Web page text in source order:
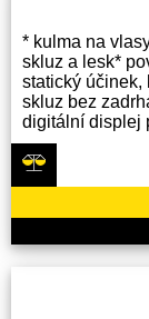
* kulma na
skluz a lesk*
statický účinek,
skluz bez
digitální displej